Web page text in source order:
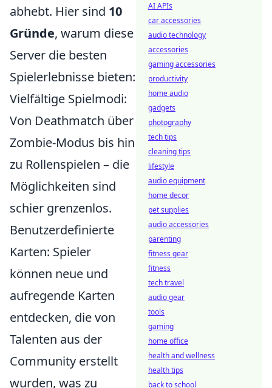
abhebt. Hier sind 10
Gründe, warum diese
Server die besten
Spielerlebnisse bieten:
Vielfältige Spielmodi:
Von Deathmatch über
Zombie-Modus bis hin
zu Rollenspielen – die
Möglichkeiten sind
schier grenzenlos.
Benutzerdefinierte
Karten: Spieler
können neue und
aufregende Karten
entdecken, die von
Talenten aus der
Community erstellt
wurden, was zu
AI APIs
car accessories
audio technology
accessories
gaming accessories
productivity
home audio
gadgets
photography
tech tips
cleaning tips
lifestyle
audio equipment
home decor
pet supplies
audio accessories
parenting
fitness gear
fitness
tech travel
audio gear
tools
gaming
home office
health and wellness
health tips
back to school